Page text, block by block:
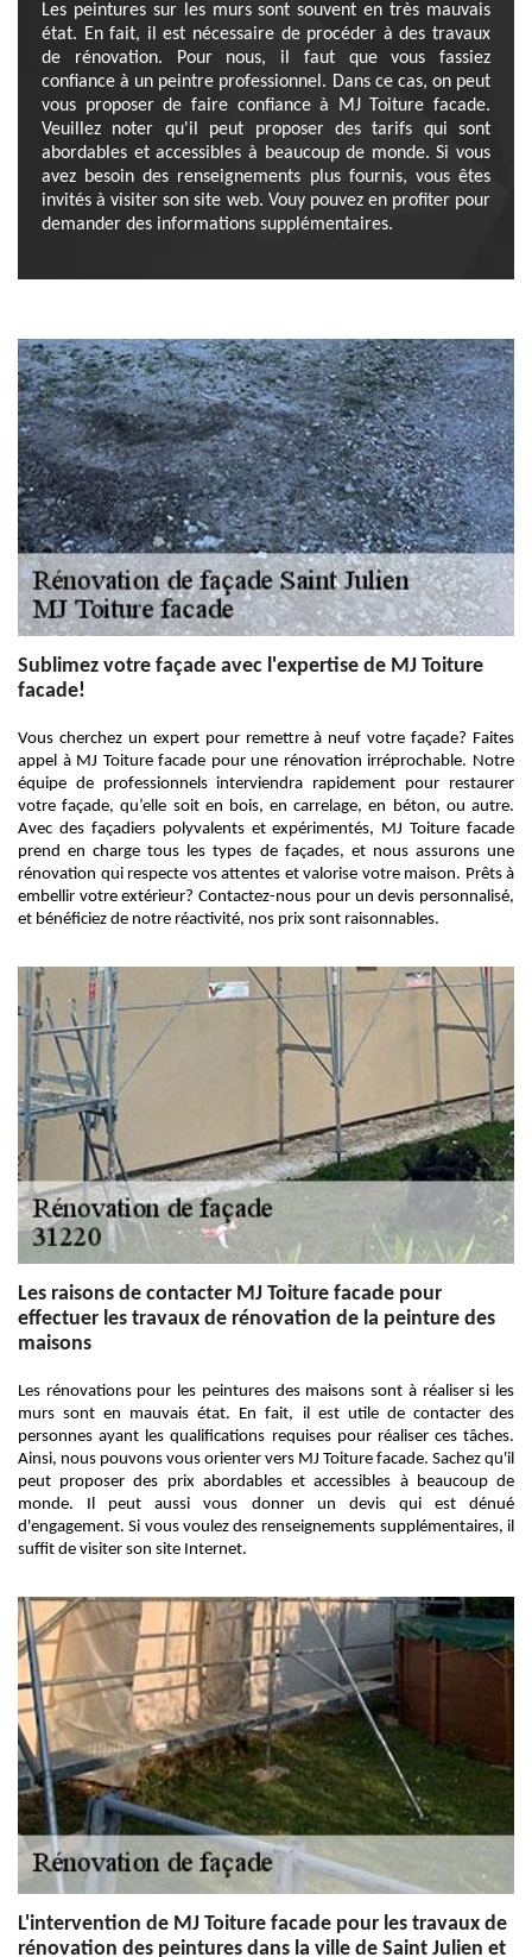
Les peintures sur les murs sont souvent en très mauvais
état. En fait, il est nécessaire de procéder à des travaux
de rénovation. Pour nous, il faut que vous fassiez
confiance à un peintre professionnel. Dans ce cas, on peut
vous proposer de faire confiance à MJ Toiture facade.
Veuillez noter qu'il peut proposer des tarifs qui sont
abordables et accessibles à beaucoup de monde. Si vous
avez besoin des renseignements plus fournis, vous êtes
invités à visiter son site web. Vouy pouvez en profiter pour
demander des informations supplémentaires.
Sublimez votre façade avec l'expertise de MJ Toiture
facade!
Vous cherchez un expert pour remettre à neuf votre façade? Faites
appel à MJ Toiture facade pour une rénovation irréprochable. Notre
équipe de professionnels interviendra rapidement pour restaurer
votre façade, qu’elle soit en bois, en carrelage, en béton, ou autre.
Avec des façadiers polyvalents et expérimentés, MJ Toiture facade
prend en charge tous les types de façades, et nous assurons une
rénovation qui respecte vos attentes et valorise votre maison. Prêts à
embellir votre extérieur? Contactez-nous pour un devis personnalisé,
et bénéficiez de notre réactivité, nos prix sont raisonnables.
Les raisons de contacter MJ Toiture facade pour
effectuer les travaux de rénovation de la peinture des
maisons
Les rénovations pour les peintures des maisons sont à réaliser si les
murs sont en mauvais état. En fait, il est utile de contacter des
personnes ayant les qualifications requises pour réaliser ces tâches.
Ainsi, nous pouvons vous orienter vers MJ Toiture facade. Sachez qu'il
peut proposer des prix abordables et accessibles à beaucoup de
monde. Il peut aussi vous donner un devis qui est dénué
d'engagement. Si vous voulez des renseignements supplémentaires, il
suffit de visiter son site Internet.
L'intervention de MJ Toiture facade pour les travaux de
rénovation des peintures dans la ville de Saint Julien et